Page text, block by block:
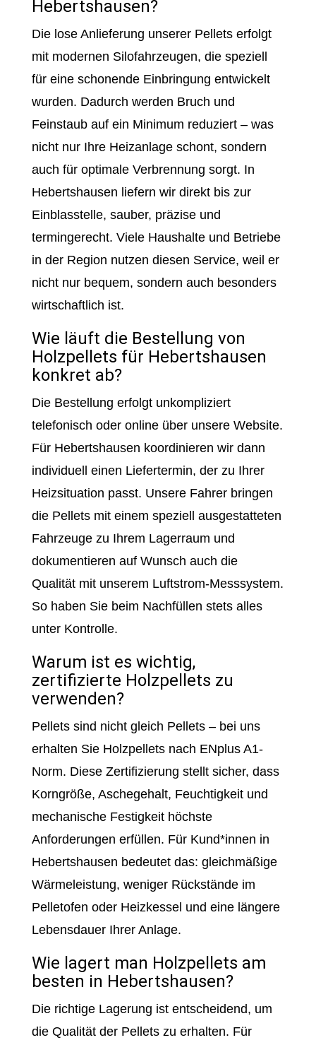
Hebertshausen?
Die lose Anlieferung unserer Pellets erfolgt
mit modernen Silofahrzeugen, die speziell
für eine schonende Einbringung entwickelt
wurden. Dadurch werden Bruch und
Feinstaub auf ein Minimum reduziert – was
nicht nur Ihre Heizanlage schont, sondern
auch für optimale Verbrennung sorgt. In
Hebertshausen liefern wir direkt bis zur
Einblasstelle, sauber, präzise und
termingerecht. Viele Haushalte und Betriebe
in der Region nutzen diesen Service, weil er
nicht nur bequem, sondern auch besonders
wirtschaftlich ist.
Wie läuft die Bestellung von
Holzpellets für Hebertshausen
konkret ab?
Die Bestellung erfolgt unkompliziert
telefonisch oder online über unsere Website.
Für Hebertshausen koordinieren wir dann
individuell einen Liefertermin, der zu Ihrer
Heizsituation passt. Unsere Fahrer bringen
die Pellets mit einem speziell ausgestatteten
Fahrzeuge zu Ihrem Lagerraum und
dokumentieren auf Wunsch auch die
Qualität mit unserem Luftstrom-Messsystem.
So haben Sie beim Nachfüllen stets alles
unter Kontrolle.
Warum ist es wichtig,
zertifizierte Holzpellets zu
verwenden?
Pellets sind nicht gleich Pellets – bei uns
erhalten Sie Holzpellets nach ENplus A1-
Norm. Diese Zertifizierung stellt sicher, dass
Korngröße, Aschegehalt, Feuchtigkeit und
mechanische Festigkeit höchste
Anforderungen erfüllen. Für Kund*innen in
Hebertshausen bedeutet das: gleichmäßige
Wärmeleistung, weniger Rückstände im
Pelletofen oder Heizkessel und eine längere
Lebensdauer Ihrer Anlage.
Wie lagert man Holzpellets am
besten in Hebertshausen?
Die richtige Lagerung ist entscheidend, um
die Qualität der Pellets zu erhalten. Für